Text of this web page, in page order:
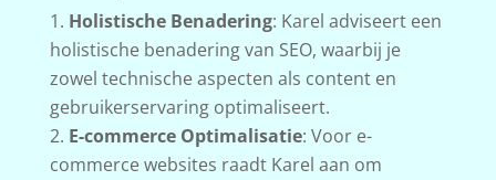
Holistische Benadering: Karel adviseert een
holistische benadering van SEO, waarbij je
zowel technische aspecten als content en
gebruikerservaring optimaliseert.
E-commerce Optimalisatie: Voor e-
commerce websites raadt Karel aan om